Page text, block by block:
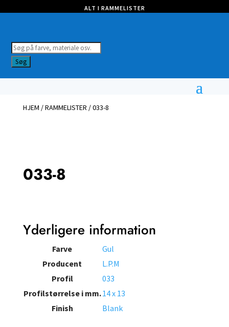
ALT I RAMMELISTER
Products
search
Søg
HJEM /RAMMELISTER / 033-8
033-8
Yderligere information
Farve
Gul
Producent
L.P.M
Profil
033
Profilstørrelse i mm.14 x 13
Finish
Blank